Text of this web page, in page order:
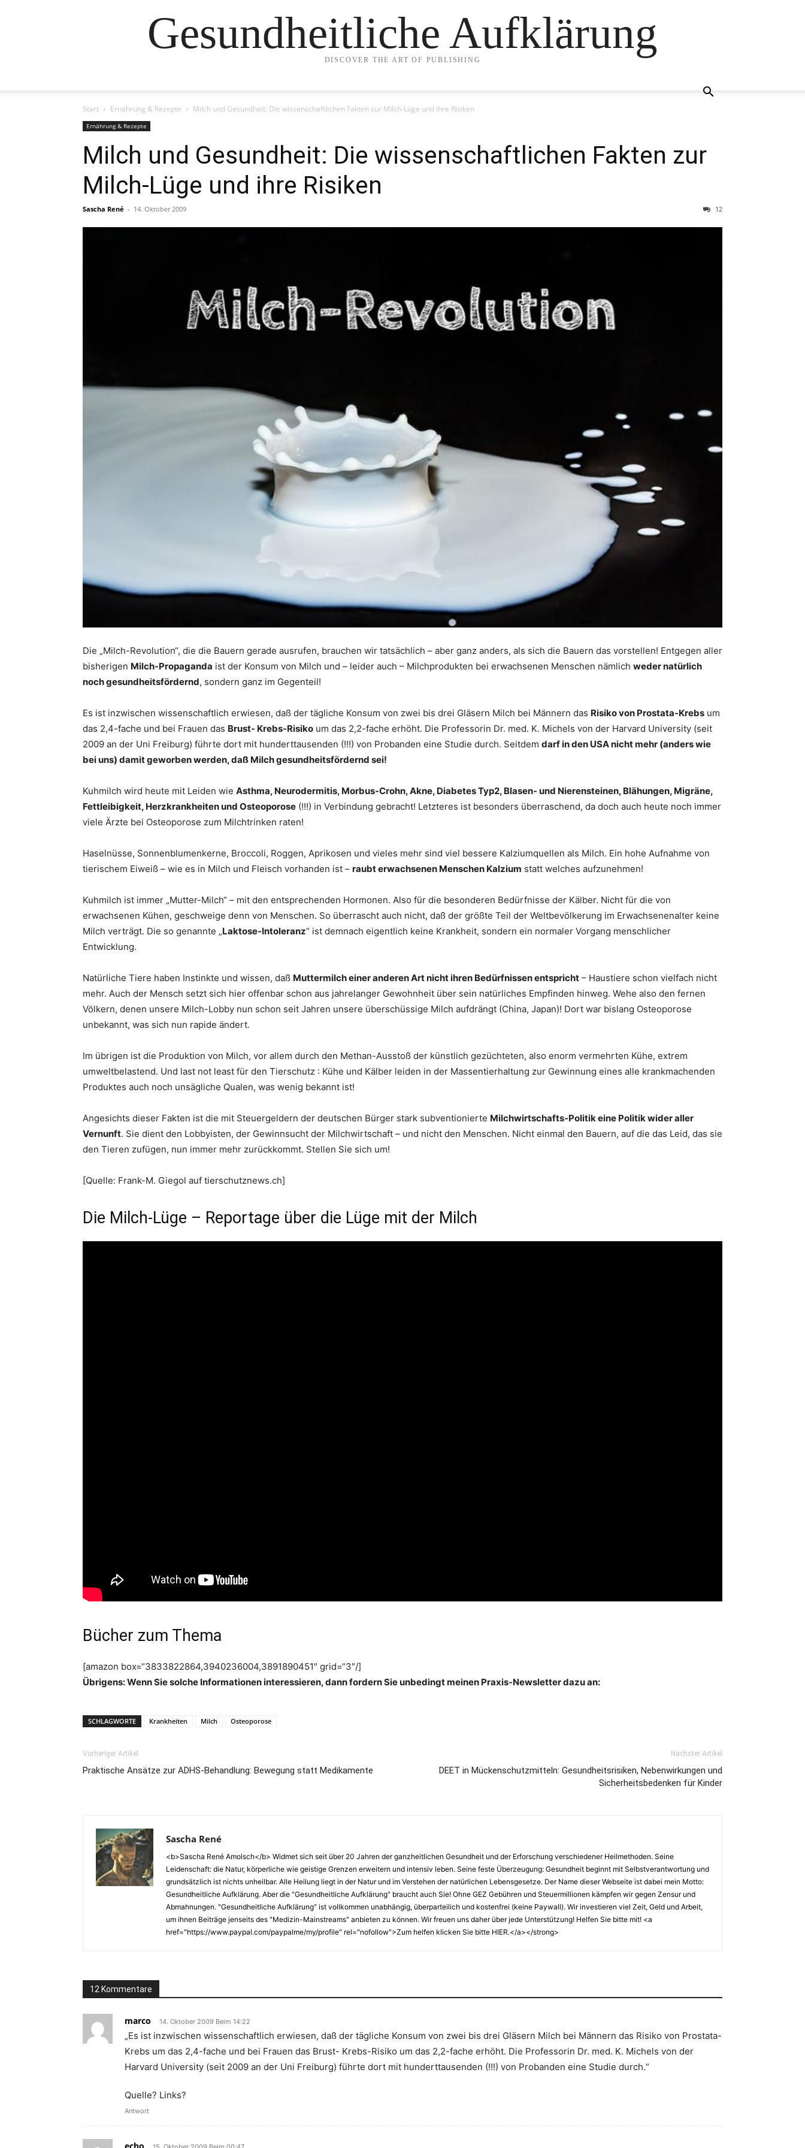
Gesundheitliche Aufklärung
DISCOVER THE ART OF PUBLISHING
Start Ernährung & Rezepte Milch und Gesundheit: Die wissenschaftlichen Fakten zur Milch-Lüge und ihre Risiken
Ernährung & Rezepte
Milch und Gesundheit: Die wissenschaftlichen Fakten zur
Milch-Lüge und ihre Risiken
Sascha René - 14. Oktober 2009 12
Die „Milch-Revolution“, die die Bauern gerade ausrufen, brauchen wir tatsächlich – aber ganz anders, als sich die Bauern das vorstellen! Entgegen aller
bisherigen Milch-Propaganda ist der Konsum von Milch und – leider auch – Milchprodukten bei erwachsenen Menschen nämlich weder natürlich
noch gesundheitsfördernd, sondern ganz im Gegenteil!
Es ist inzwischen wissenschaftlich erwiesen, daß der tägliche Konsum von zwei bis drei Gläsern Milch bei Männern das Risiko von Prostata-Krebs um
das 2,4-fache und bei Frauen das Brust- Krebs-Risiko um das 2,2-fache erhöht. Die Professorin Dr. med. K. Michels von der Harvard University (seit
2009 an der Uni Freiburg) führte dort mit hunderttausenden (!!!) von Probanden eine Studie durch. Seitdem darf in den USA nicht mehr (anders wie
bei uns) damit geworben werden, daß Milch gesundheitsfördernd sei!
Kuhmilch wird heute mit Leiden wie Asthma, Neurodermitis, Morbus-Crohn, Akne, Diabetes Typ2, Blasen- und Nierensteinen, Blähungen, Migräne,
Fettleibigkeit, Herzkrankheiten und Osteoporose (!!!) in Verbindung gebracht! Letzteres ist besonders überraschend, da doch auch heute noch immer
viele Ärzte bei Osteoporose zum Milchtrinken raten!
Haselnüsse, Sonnenblumenkerne, Broccoli, Roggen, Aprikosen und vieles mehr sind viel bessere Kalziumquellen als Milch. Ein hohe Aufnahme von
tierischem Eiweiß – wie es in Milch und Fleisch vorhanden ist – raubt erwachsenen Menschen Kalzium statt welches aufzunehmen!
Kuhmilch ist immer „Mutter-Milch“ – mit den entsprechenden Hormonen. Also für die besonderen Bedürfnisse der Kälber. Nicht für die von
erwachsenen Kühen, geschweige denn von Menschen. So überrascht auch nicht, daß der größte Teil der Weltbevölkerung im Erwachsenenalter keine
Milch verträgt. Die so genannte „Laktose-Intoleranz“ ist demnach eigentlich keine Krankheit, sondern ein normaler Vorgang menschlicher
Entwicklung.
Natürliche Tiere haben Instinkte und wissen, daß Muttermilch einer anderen Art nicht ihren Bedürfnissen entspricht – Haustiere schon vielfach nicht
mehr. Auch der Mensch setzt sich hier offenbar schon aus jahrelanger Gewohnheit über sein natürliches Empfinden hinweg. Wehe also den fernen
Völkern, denen unsere Milch-Lobby nun schon seit Jahren unsere überschüssige Milch aufdrängt (China, Japan)! Dort war bislang Osteoporose
unbekannt, was sich nun rapide ändert.
Im übrigen ist die Produktion von Milch, vor allem durch den Methan-Ausstoß der künstlich gezüchteten, also enorm vermehrten Kühe, extrem
umweltbelastend. Und last not least für den Tierschutz : Kühe und Kälber leiden in der Massentierhaltung zur Gewinnung eines alle krankmachenden
Produktes auch noch unsägliche Qualen, was wenig bekannt ist!
Angesichts dieser Fakten ist die mit Steuergeldern der deutschen Bürger stark subventionierte Milchwirtschafts-Politik eine Politik wider aller
Vernunft. Sie dient den Lobbyisten, der Gewinnsucht der Milchwirtschaft – und nicht den Menschen. Nicht einmal den Bauern, auf die das Leid, das sie
den Tieren zufügen, nun immer mehr zurückkommt. Stellen Sie sich um!
[Quelle: Frank-M. Giegol auf tierschutznews.ch]
Die Milch-Lüge – Reportage über die Lüge mit der Milch
Bücher zum Thema
[amazon box=“3833822864,3940236004,3891890451″ grid=“3″/]
Übrigens: Wenn Sie solche Informationen interessieren, dann fordern Sie unbedingt meinen Praxis-Newsletter dazu an:
SCHLAGWORTE Krankheiten Milch Osteoporose
Vorheriger Artikel
Praktische Ansätze zur ADHS-Behandlung: Bewegung statt Medikamente
Nächster Artikel
DEET in Mückenschutzmitteln: Gesundheitsrisiken, Nebenwirkungen und
Sicherheitsbedenken für Kinder
Sascha René
<b>Sascha René Amolsch</b> Widmet sich seit über 20 Jahren der ganzheitlichen Gesundheit und der Erforschung verschiedener Heilmethoden. Seine
Leidenschaft: die Natur, körperliche wie geistige Grenzen erweitern und intensiv leben. Seine feste Überzeugung: Gesundheit beginnt mit Selbstverantwortung und
grundsätzlich ist nichts unheilbar. Alle Heilung liegt in der Natur und im Verstehen der natürlichen Lebensgesetze. Der Name dieser Webseite ist dabei mein Motto:
Gesundheitliche Aufklärung. Aber die "Gesundheitliche Aufklärung" braucht auch Sie! Ohne GEZ Gebühren und Steuermillionen kämpfen wir gegen Zensur und
Abmahnungen. "Gesundheitliche Aufklärung" ist vollkommen unabhängig, überparteilich und kostenfrei (keine Paywall). Wir investieren viel Zeit, Geld und Arbeit,
um ihnen Beiträge jenseits des "Medizin-Mainstreams" anbieten zu können. Wir freuen uns daher über jede Unterstützung! Helfen Sie bitte mit! <a
href="https://www.paypal.com/paypalme/my/profile" rel="nofollow">Zum helfen klicken Sie bitte HIER.</a></strong>
12 Kommentare
marco 14. Oktober 2009 Beim 14:22
„Es ist inzwischen wissenschaftlich erwiesen, daß der tägliche Konsum von zwei bis drei Gläsern Milch bei Männern das Risiko von Prostata-
Krebs um das 2,4-fache und bei Frauen das Brust- Krebs-Risiko um das 2,2-fache erhöht. Die Professorin Dr. med. K. Michels von der
Harvard University (seit 2009 an der Uni Freiburg) führte dort mit hunderttausenden (!!!) von Probanden eine Studie durch.“
Quelle? Links?
Antwort
echo